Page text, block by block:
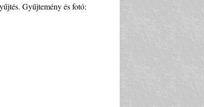
Gyűjtemény és fotó: